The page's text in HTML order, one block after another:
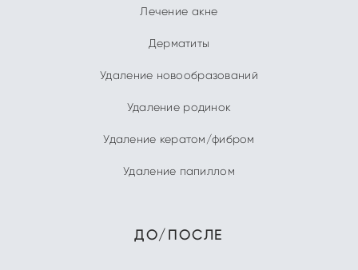
Лечение акне
Дерматиты
Удаление новообразований
Удаление родинок
Удаление кератом/фибром
Удаление папиллом
ДО/ПОСЛЕ